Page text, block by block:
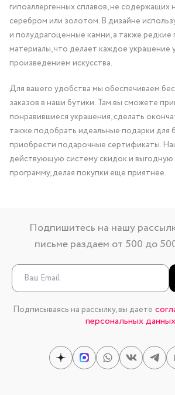
гипоаллергенных сплавов, не содержащих
серебром или золотом. В дизайне
и полудрагоценные камни, а также
материалы, что делает каждое украшение
произведением искусства.
Для вашего удобства мы обеспечиваем
заказов в наши бутики. Там вы сможете
понравившиеся украшения, сделать
также подобрать идеальные подарки для
приобрести подарочные сертификаты.
действующую систему скидок и
программу, делая покупки еще приятнее.
Подпишитесь на нашу
письме раздаем от 500 до
Подписываясь на рассылку, вы даете
персональных